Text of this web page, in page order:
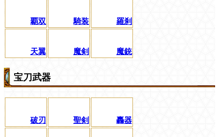
覇双 騎装 羅刹
天翼 魔剣 魔銃
宝刀武器
破刃 聖剣 轟器